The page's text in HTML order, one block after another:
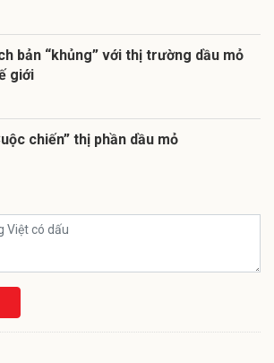
bản “khủng” với thị trường dầu mỏ
giới
chiến” thị phần dầu mỏ